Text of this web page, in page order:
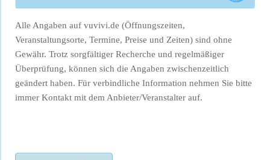
Alle Angaben auf vuvivi.de (Öffnungszeiten,
Veranstaltungsorte, Termine, Preise und Zeiten) sind ohne
Gewähr. Trotz sorgfältiger Recherche und regelmäßiger
Überprüfung, können sich die Angaben zwischenzeitlich
geändert haben. Für verbindliche Information nehmen Sie bitte
immer Kontakt mit dem Anbieter/Veranstalter auf.